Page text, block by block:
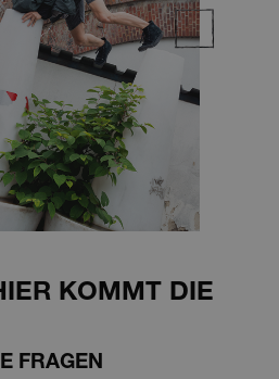
KOMMT DIE
FRAGEN